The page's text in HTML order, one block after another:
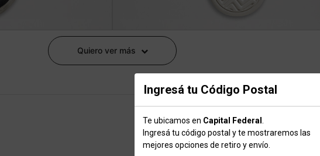
Ingresá tu Código Postal
Te ubicamos en Capital Federal
Ingresá tu código postal y te mostraremos las
mejores opciones de retiro y envío.
Quiero ver más
5.0